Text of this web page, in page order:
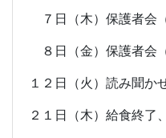
７日（木）保護者会
８日（金）保護者会
１２日（火）読み聞か
２１日（木）給食終了